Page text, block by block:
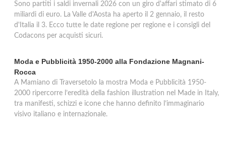
Sono partiti i saldi invernali 2026 con un giro d'affari stimato di 6
miliardi di euro. La Valle d'Aosta ha aperto il 2 gennaio, il resto
d'Italia il 3. Ecco tutte le date regione per regione e i consigli del
Codacons per acquisti sicuri.
Moda e Pubblicità 1950-2000 alla Fondazione Magnani-
Rocca
A Mamiano di Traversetolo la mostra Moda e Pubblicità 1950-
2000 ripercorre l’eredità della fashion illustration nel Made in Italy,
tra manifesti, schizzi e icone che hanno definito l’immaginario
visivo italiano e internazionale.